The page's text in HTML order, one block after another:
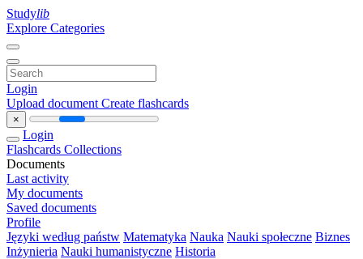
Studylib
Explore Categories
Login
Upload document Create flashcards
×
Login
Flashcards Collections
Documents
Last activity
My documents
Saved documents
Profile
Języki według państw Matematyka Nauka Nauki społeczne Biznes
Inżynieria Nauki humanistyczne Historia